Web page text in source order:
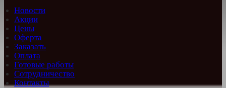
Новости
Акции
Цены
Оферта
Заказать
Оплата
Готовые работы
Сотрудничество
Контакты